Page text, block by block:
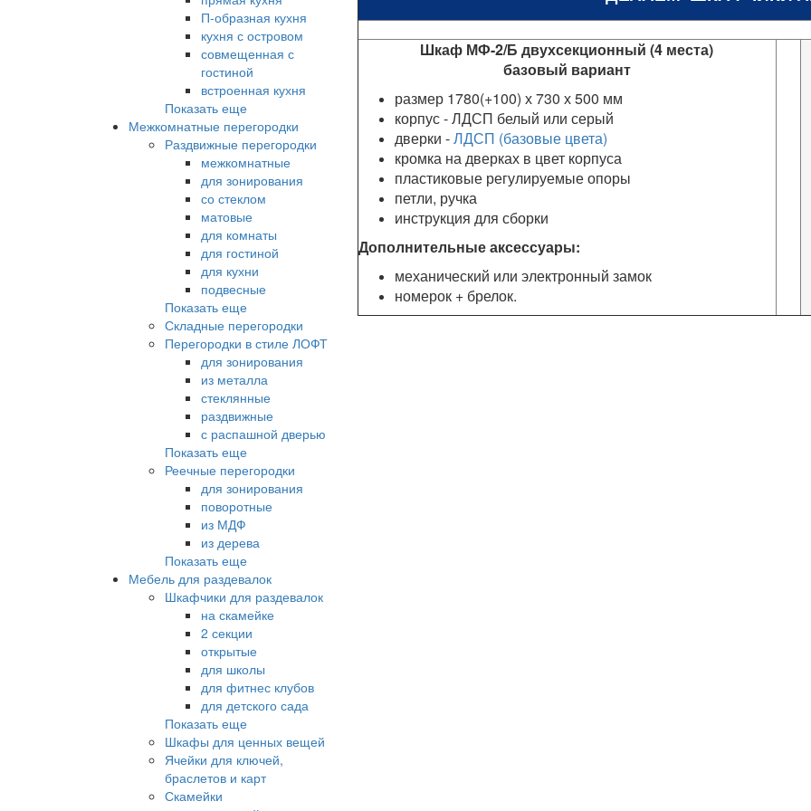
П-образная кухня
кухня с островом
совмещенная с
гостиной
встроенная кухня
Показать еще
Межкомнатные перегородки
Раздвижные перегородки
межкомнатные
для зонирования
со стеклом
матовые
для комнаты
для гостиной
для кухни
подвесные
Показать еще
Складные перегородки
Перегородки в стиле ЛОФТ
для зонирования
из металла
стеклянные
раздвижные
с распашной дверью
Показать еще
Реечные перегородки
для зонирования
поворотные
из МДФ
из дерева
Показать еще
Мебель для раздевалок
Шкафчики для раздевалок
на скамейке
2 секции
открытые
для школы
для фитнес клубов
для детского сада
Показать еще
Шкафы для ценных вещей
Ячейки для ключей,
браслетов и карт
Скамейки
Шкаф МФ-2/Б двухсекционный (4 места)
базовый вариант
размер 1780(+100) х 730 х 500 мм
корпус - ЛДСП белый или серый
дверки -ЛДСП (базовые цвета)
кромка на дверках в цвет корпуса
пластиковые регулируемые опоры
петли, ручка
инструкция для сборки
Дополнительные аксессуары:
механический или электронный замок
номерок + брелок.